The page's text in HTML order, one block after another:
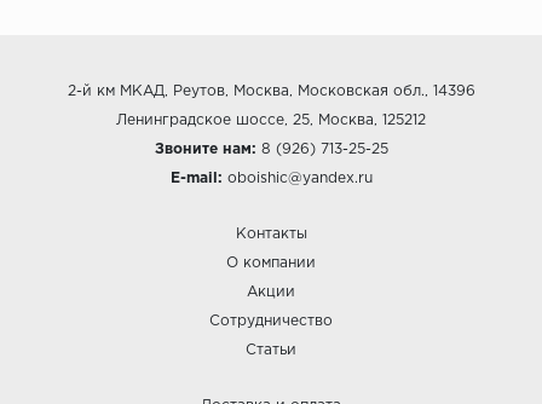
2-й км МКАД, Реутов, Москва, Московская обл., 14396
Ленинградское шоссе, 25, Москва, 125212
Звоните нам: 8 (926) 713-25-25
E-mail: oboishic@yandex.ru
Контакты
О компании
Акции
Сотрудничество
Статьи